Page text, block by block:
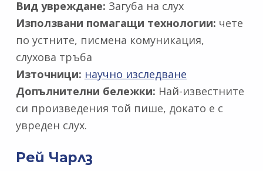
Вид увреждане: Загуба на слух
Използвани помагащи технологии: чете
по устните, писмена комуникация,
слухова тръба
Източници: научно изследване
Допълнителни бележки: Най-известните
си произведения той пише, докато е с
увреден слух.
Рей Чарлз